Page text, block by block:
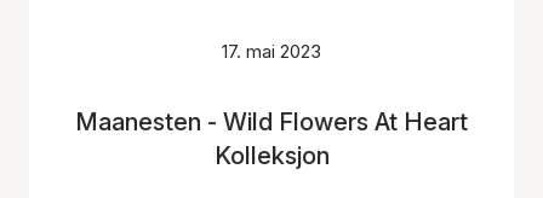
17. mai 2023
Maanesten - Wild Flowers At Heart
Kolleksjon